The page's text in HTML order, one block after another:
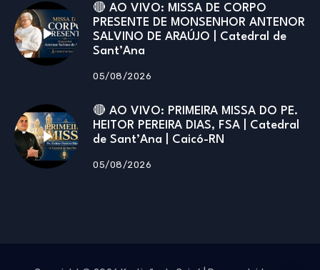
🔴 AO VIVO: MISSA DE CORPO
PRESENTE DE MONSENHOR ANTENOR
SALVINO DE ARAÚJO | Catedral de
Sant’Ana
05/08/2026
🔴 AO VIVO: PRIMEIRA MISSA DO PE.
HEITOR PEREIRA DIAS, FSA | Catedral
de Sant’Ana | Caicó-RN
05/08/2026